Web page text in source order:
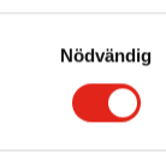
Nödvändig
Machines AB